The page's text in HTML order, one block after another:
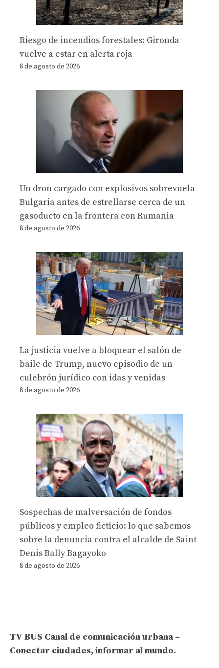
Riesgo de incendios forestales: Gironda
vuelve a estar en alerta roja
8 de agosto de 2026
Un dron cargado con explosivos sobrevuela
Bulgaria antes de estrellarse cerca de un
gasoducto en la frontera con Rumania
8 de agosto de 2026
La justicia vuelve a bloquear el salón de
baile de Trump, nuevo episodio de un
culebrón jurídico con idas y venidas
8 de agosto de 2026
Sospechas de malversación de fondos
públicos y empleo ficticio: lo que sabemos
sobre la denuncia contra el alcalde de Saint
Denis Bally Bagayoko
8 de agosto de 2026
TV BUS Canal de comunicación urbana –
Conectar ciudades, informar al mundo.